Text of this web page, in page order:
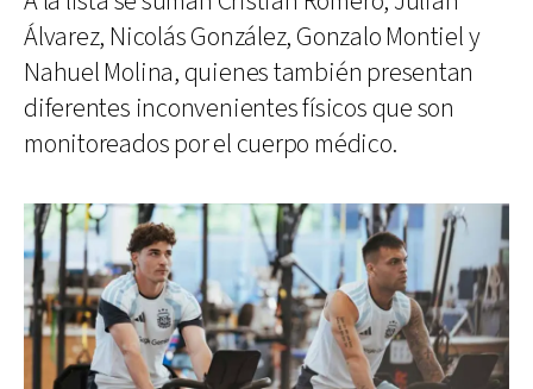
Álvarez, Nicolás González, Gonzalo Montiel y
Nahuel Molina, quienes también presentan
diferentes inconvenientes físicos que son
monitoreados por el cuerpo médico.